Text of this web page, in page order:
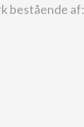
bestående af: